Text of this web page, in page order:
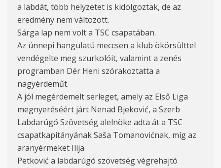
a labdát, több helyzetet is kidolgoztak, de az
eredmény nem változott.
Sárga lap nem volt a TSC csapatában.
Az ünnepi hangulatú meccsen a klub ökörsülttel
vendégelte meg szurkolóit, valamint a zenés
programban Dér Heni szórakoztatta a
nagyérdeműt.
A jól megérdemelt serleget, amely az Első Liga
megnyeréséért járt Nenad Bjeković, a Szerb
Labdarúgó Szövetség alelnöke adta át a TSC
csapatkapitányának Saša Tomanovićnak, míg az
aranyérmeket Ilija
Petković a labdarúgó szövetség végrehajtó